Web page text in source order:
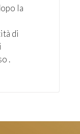
la
di
.